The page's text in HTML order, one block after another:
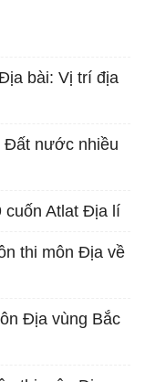
bài: Vị trí địa
Đất nước nhiều
cuốn Atlat Địa lí
thi môn Địa về
Địa vùng Bắc